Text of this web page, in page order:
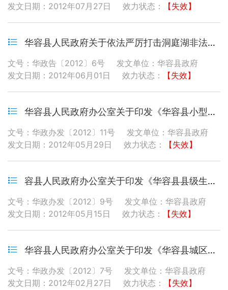
发文日期：2012年07月27日
效力状态： 【失效】
华容县人民政府关于依法严厉打击洞庭湖非法捕捞行为切实保护渔业资源的通告
文号：华政告〔2012〕6号
发文单位：华容县政府
发文日期：2012年06月01日
效力状态： 【失效】
华容县人民政府办公室关于印发《华容县小型生猪定点屠宰点设置管理暂行规定》的通知
文号：华政办发〔2012〕11号
发文单位：华容县政府
发文日期：2012年05月29日
效力状态： 【失效】
容县人民政府办公室关于印发《华容县县级生态公益林管理办法》的通知
文号：华政办发〔2012〕9号
发文单位：华容县政府
发文日期：2012年05月15日
效力状态： 【失效】
华容县人民政府办公室关于印发《华容县城区户外广告设置管理办法》的通知
文号：华政办发〔2012〕7号
发文单位：华容县政府
发文日期：2012年02月27日
效力状态： 【失效】